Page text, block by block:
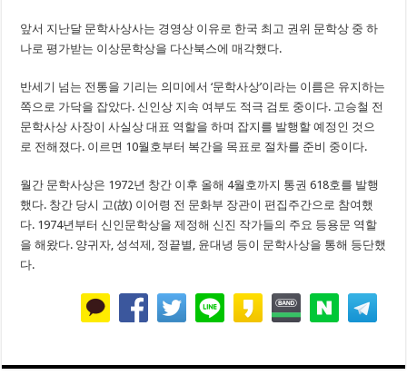
앞서 지난달 문학사상사는 경영상 이유로 한국 최고 권위 문학상 중 하
나로 평가받는 이상문학상을 다산북스에 매각했다.
반세기 넘는 전통을 기리는 의미에서 ‘문학사상’이라는 이름은 유지하는
쪽으로 가닥을 잡았다. 신인상 지속 여부도 적극 검토 중이다. 고승철 전
문학사상 사장이 사실상 대표 역할을 하며 잡지를 발행할 예정인 것으
로 전해졌다. 이르면 10월호부터 복간을 목표로 절차를 준비 중이다.
월간 문학사상은 1972년 창간 이후 올해 4월호까지 통권 618호를 발행
했다. 창간 당시 고(故) 이어령 전 문화부 장관이 편집주간으로 참여했
다. 1974년부터 신인문학상을 제정해 신진 작가들의 주요 등용문 역할
을 해왔다. 양귀자, 성석제, 정끝별, 윤대녕 등이 문학사상을 통해 등단했
다.